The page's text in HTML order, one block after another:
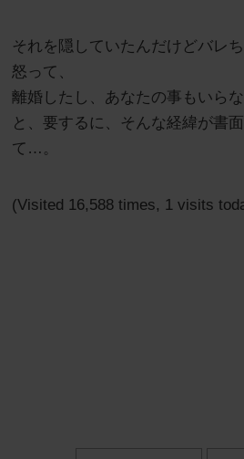
それを隠していたんだけどバレ
怒って、
離婚したし、あなたの事もいら
と、要するに、そんな経緯が書
て…。
(Visited 16,588 times, 1 visits